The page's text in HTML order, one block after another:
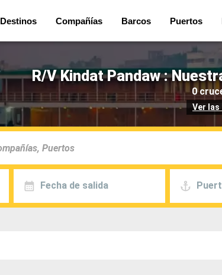
Destinos Compañías Barcos Puertos
R/V Kindat Pandaw :
0
Ver
Fecha de salida